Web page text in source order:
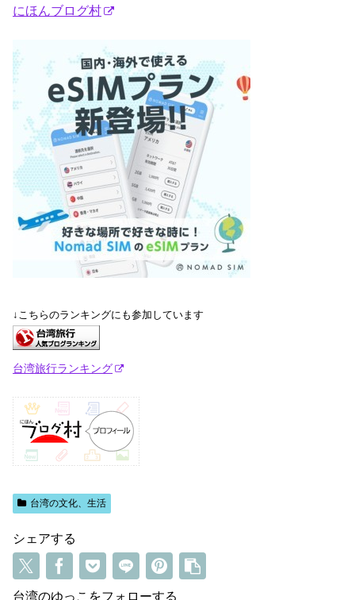
にほんブログ村
↓こちらのランキングにも参加しています
台湾旅行ランキング
台湾の文化、生活
シェアする
台湾のゆっこをフォローする